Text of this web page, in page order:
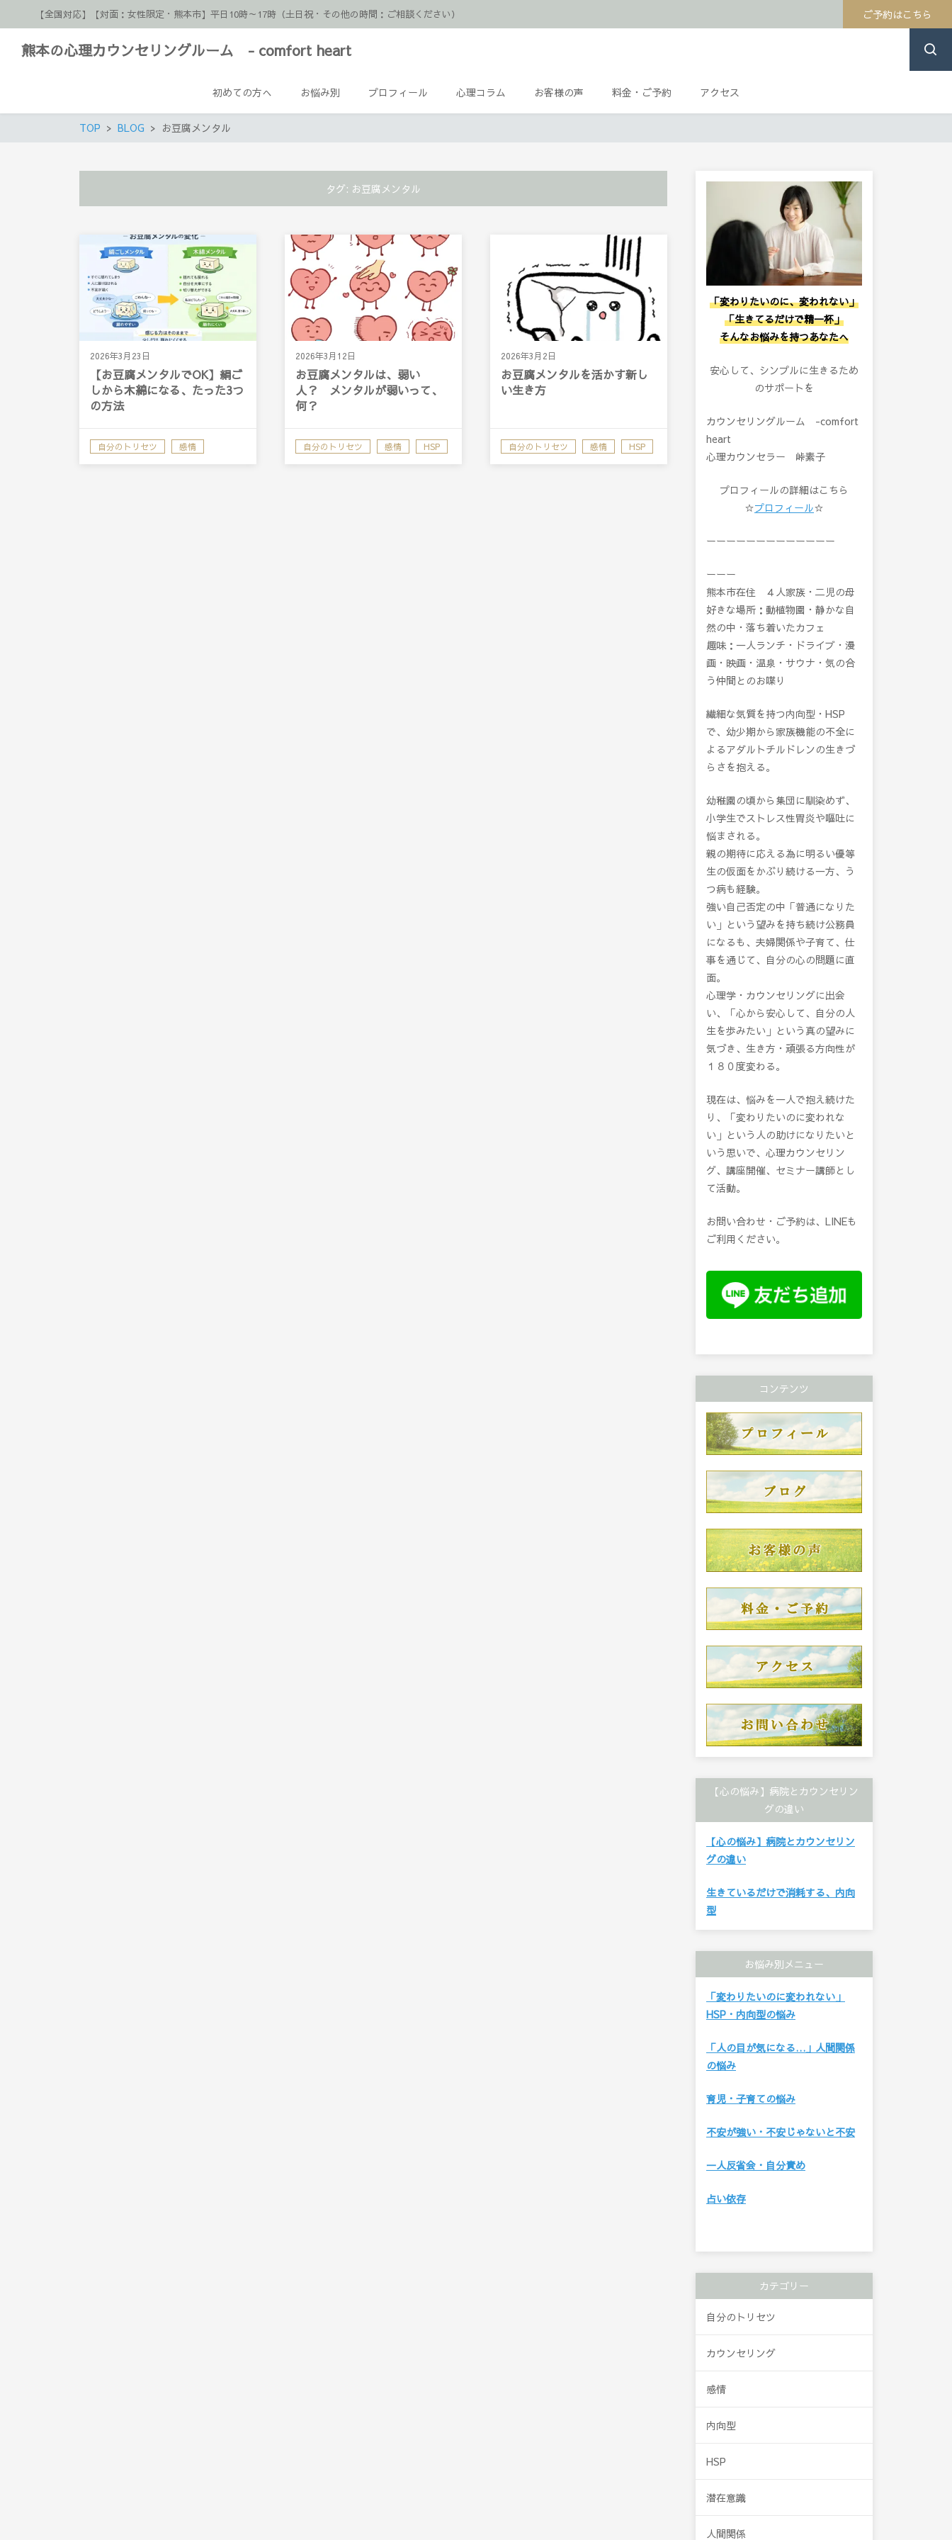
【全国対応】【対面：女性限定・熊本市】平日10時～17時（土日祝・その他の時間：ご相談ください） ご予約はこちら
熊本の心理カウンセリングルーム - comfort heart
初めての方へ お悩み別 プロフィール 心理コラム お客様の声 料金・ご予約 アクセス
TOP BLOG お豆腐メンタル
タグ: お豆腐メンタル
2026年3月23日
【お豆腐メンタルでOK】絹ご
しから木綿になる、たった3つ
の方法
自分のトリセツ
感情
2026年3月12日
お豆腐メンタルは、弱い
人？ メンタルが弱いって、
何？
自分のトリセツ 感情 HSP
2026年3月2日
お豆腐メンタルを活かす新し
い生き方
自分のトリセツ 感情 HSP
「変わりたいのに、変われない」
「生きてるだけで精一杯」
そんなお悩みを持つあなたへ
安心して、シンプルに生きるため
のサポートを
カウンセリングルーム -comfort
heart
心理カウンセラー 峠素子
プロフィールの詳細はこちら
☆プロフィール☆
ーーーーーーーーーーーーー
ーーー
熊本市在住 ４人家族・二児の母
好きな場所：動植物園・静かな自
然の中・落ち着いたカフェ
趣味：一人ランチ・ドライブ・漫
画・映画・温泉・サウナ・気の合
う仲間とのお喋り
繊細な気質を持つ内向型・HSP
で、幼少期から家族機能の不全に
よるアダルトチルドレンの生きづ
らさを抱える。
幼稚園の頃から集団に馴染めず、
小学生でストレス性胃炎や嘔吐に
悩まされる。
親の期待に応える為に明るい優等
生の仮面をかぶり続ける一方、う
つ病も経験。
強い自己否定の中「普通になりた
い」という望みを持ち続け公務員
になるも、夫婦関係や子育て、仕
事を通じて、自分の心の問題に直
面。
心理学・カウンセリングに出会
い、「心から安心して、自分の人
生を歩みたい」という真の望みに
気づき、生き方・頑張る方向性が
１８０度変わる。
現在は、悩みを一人で抱え続けた
り、「変わりたいのに変われな
い」という人の助けになりたいと
いう思いで、心理カウンセリン
グ、講座開催、セミナー講師とし
て活動。
お問い合わせ・ご予約は、LINEも
ご利用ください。
コンテンツ
【心の悩み】病院とカウンセリン
グの違い
【心の悩み】病院とカウンセリン
グの違い
生きているだけで消耗する、内向
型
お悩み別メニュー
「変わりたいのに変われない」
HSP・内向型の悩み
「人の目が気になる…」人間関係
の悩み
育児・子育ての悩み
不安が強い・不安じゃないと不安
一人反省会・自分責め
占い依存
カテゴリー
自分のトリセツ
カウンセリング
感情
内向型
HSP
潜在意識
人間関係